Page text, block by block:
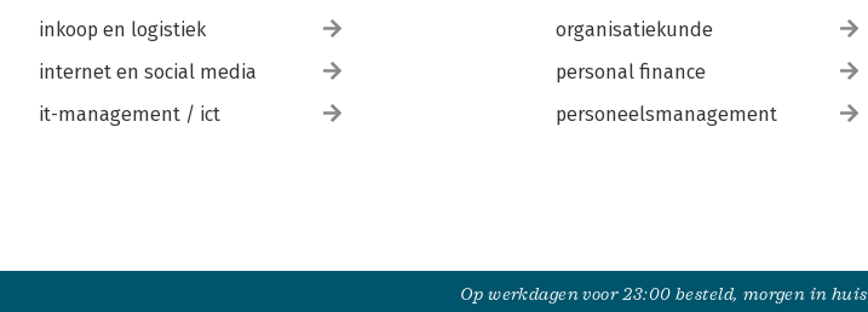
inkoop en logistiek
internet en social media
it-management / ict
organisatiekunde
personal finance
personeelsmanagement
Op werkdagen voor 23:00 besteld, morgen in huis